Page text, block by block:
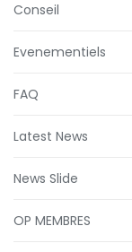
Conseil
Evenementiels
FAQ
Latest News
News Slide
OP MEMBRES